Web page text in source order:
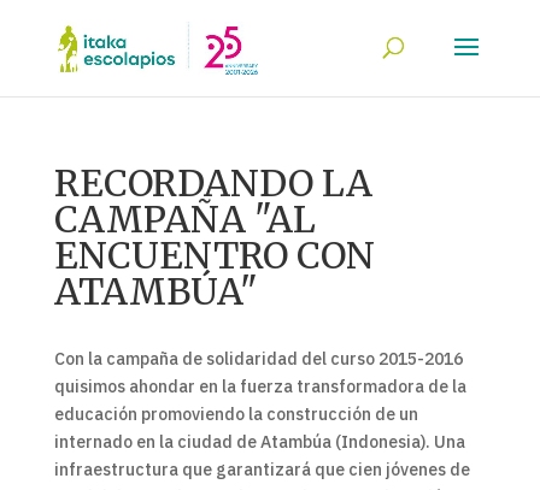
RECORDANDO LA
CAMPAÑA "AL
ENCUENTRO CON
ATAMBÚA"
Con la campaña de solidaridad del curso 2015-2016
quisimos ahondar en la fuerza transformadora de la
educación promoviendo la construcción de un
internado en la ciudad de Atambúa (Indonesia). Una
infraestructura que garantizará que cien jóvenes de